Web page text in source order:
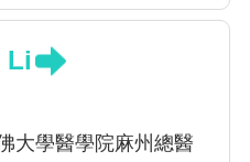
Li
大學醫學院麻州總醫